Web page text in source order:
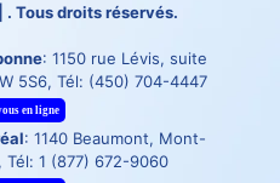
Tous droits réservés.
: 1150 rue Lévis, suite
5S6, Tél: (450) 704-4447
en ligne
: 1140 Beaumont, Mont-
Tél: 1 (877) 672-9060